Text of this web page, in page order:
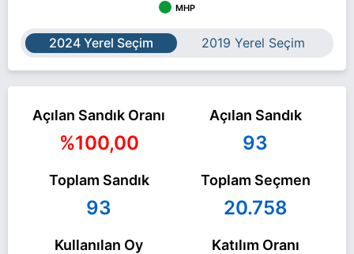
MHP
2024 Yerel Seçim 2019 Yerel Seçim
Açılan Sandık Oranı
%100,00
Açılan Sandık
93
Toplam Sandık
93
Toplam Seçmen
20.758
Kullanılan Oy Katılım Oranı